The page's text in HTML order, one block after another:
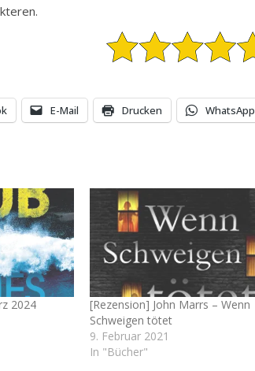
E-Mail Drucken WhatsApp
2024
[Rezension] John Marrs – Wenn
Schweigen tötet
9. Februar 2021
In "Bücher"